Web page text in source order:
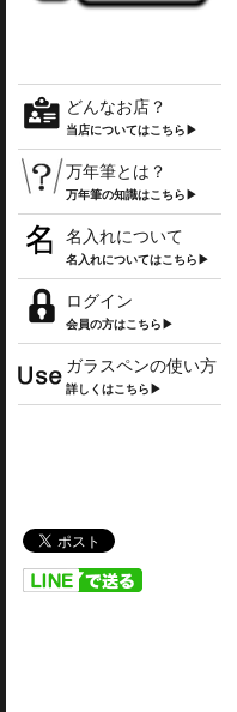
どんなお店？
当店についてはこちら▶
万年筆とは？
万年筆の知識はこちら▶
名入れについて
名入れについてはこちら▶
ログイン
会員の方はこちら▶
ガラスペンの使い方
詳しくはこちら▶